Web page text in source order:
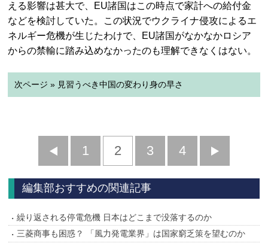
える影響は甚大で、EU諸国はこの時点で家計への給付金
などを検討していた。この状況でウクライナ侵攻によるエ
ネルギー危機が生じたわけで、EU諸国がなかなかロシア
からの禁輸に踏み込めなかったのも理解できなくはない。
次ページ » 見習うべき中国の変わり身の早さ
前
へ
1 2 3 4
へ
編集部おすすめの関連記事
繰り返される停電危機 日本はどこまで没落するのか
三菱商事も困惑？ 「風力発電業界」は国家窮乏策を望むのか